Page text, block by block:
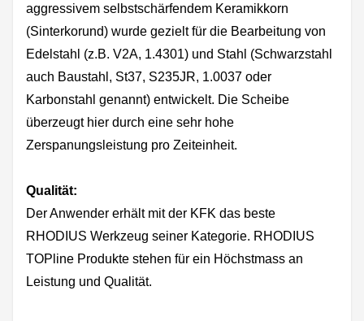
aggressivem selbstschärfendem Keramikkorn
(Sinterkorund) wurde gezielt für die Bearbeitung von
Edelstahl (z.B. V2A, 1.4301) und Stahl (Schwarzstahl
auch Baustahl, St37, S235JR, 1.0037 oder
Karbonstahl genannt) entwickelt. Die Scheibe
überzeugt hier durch eine sehr hohe
Zerspanungsleistung pro Zeiteinheit.
Qualität:
Der Anwender erhält mit der KFK das beste
RHODIUS Werkzeug seiner Kategorie. RHODIUS
TOPline Produkte stehen für ein Höchstmass an
Leistung und Qualität.